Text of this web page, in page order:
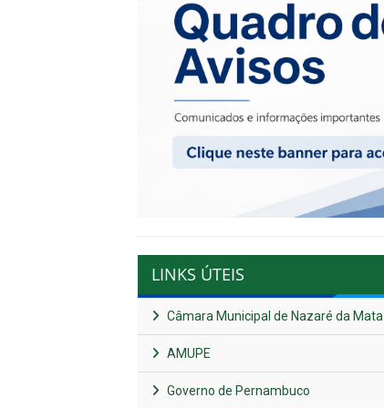
LINKS ÚTEIS
Câmara Municipal de Nazaré da Mata
AMUPE
Governo de Pernambuco